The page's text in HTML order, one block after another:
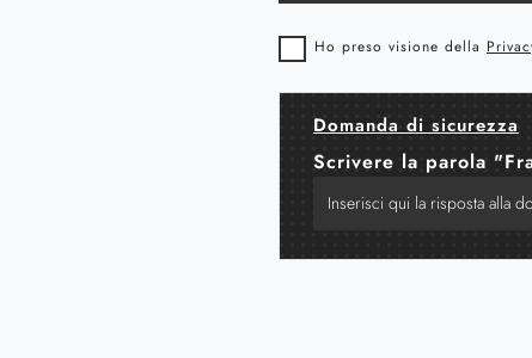
Ho preso visione della
Domanda di sicurezza
Scrivere la parola